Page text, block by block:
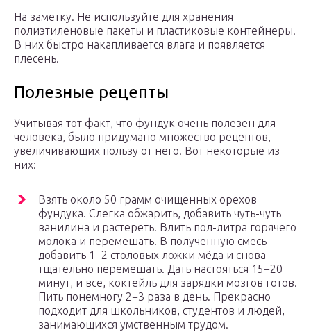
На заметку. Не используйте для хранения
полиэтиленовые пакеты и пластиковые контейнеры.
В них быстро накапливается влага и появляется
плесень.
Полезные рецепты
Учитывая тот факт, что фундук очень полезен для
человека, было придумано множество рецептов,
увеличивающих пользу от него. Вот некоторые из
них:
Взять около 50 грамм очищенных орехов
фундука. Слегка обжарить, добавить чуть-чуть
ванилина и растереть. Влить пол-литра горячего
молока и перемешать. В полученную смесь
добавить 1−2 столовых ложки мёда и снова
тщательно перемешать. Дать настояться 15−20
минут, и все, коктейль для зарядки мозгов готов.
Пить понемногу 2−3 раза в день. Прекрасно
подходит для школьников, студентов и людей,
занимающихся умственным трудом.